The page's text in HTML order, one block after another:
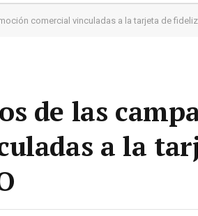
comercial vinculadas a la tarjeta de
de las
a la